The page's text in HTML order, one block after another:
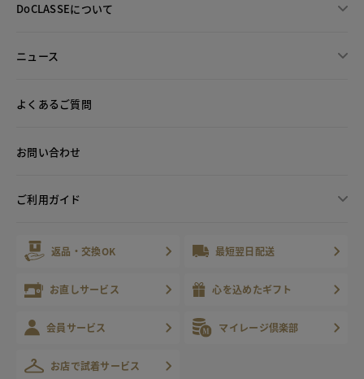
DoCLASSEについて
ニュース
よくあるご質問
お問い合わせ
ご利用ガイド
返品・交換OK 最短翌日配送
お直しサービス 心を込めたギフト
会員サービス マイレージ倶楽部
お店で試着サービス